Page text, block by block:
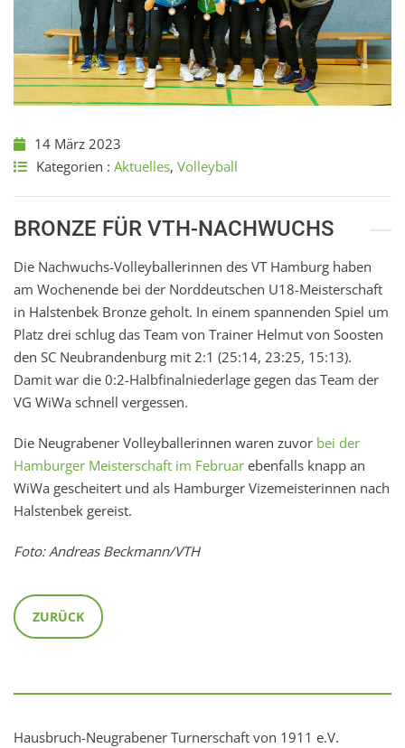
14 März 2023
Kategorien : Aktuelles, Volleyball
BRONZE FÜR VTH-NACHWUCHS
Die Nachwuchs-Volleyballerinnen des VT Hamburg haben
am Wochenende bei der Norddeutschen U18-Meisterschaft
in Halstenbek Bronze geholt. In einem spannenden Spiel um
Platz drei schlug das Team von Trainer Helmut von Soosten
den SC Neubrandenburg mit 2:1 (25:14, 23:25, 15:13).
Damit war die 0:2-Halbfinalniederlage gegen das Team der
VG WiWa schnell vergessen.
Die Neugrabener Volleyballerinnen waren zuvor bei der
Hamburger Meisterschaft im Februar ebenfalls knapp an
WiWa gescheitert und als Hamburger Vizemeisterinnen nach
Halstenbek gereist.
Foto: Andreas Beckmann/VTH
ZURÜCK
Hausbruch-Neugrabener Turnerschaft von 1911 e.V.